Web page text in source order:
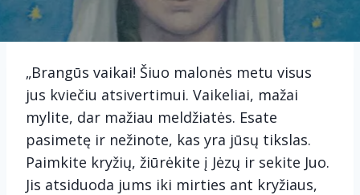
„Brangūs vaikai! Šiuo malonės metu visus
jus kviečiu atsivertimui. Vaikeliai, mažai
mylite, dar mažiau meldžiatės. Esate
pasimetę ir nežinote, kas yra jūsų tikslas.
Paimkite kryžių, žiūrėkite į Jėzų ir sekite Juo.
Jis atsiduoda jums iki mirties ant kryžiaus,